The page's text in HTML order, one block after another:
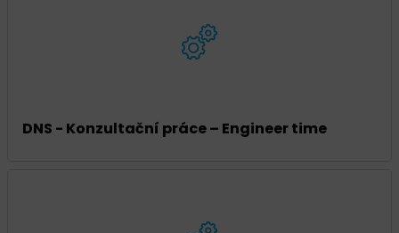
DNS - Konzultační práce – Engineer time